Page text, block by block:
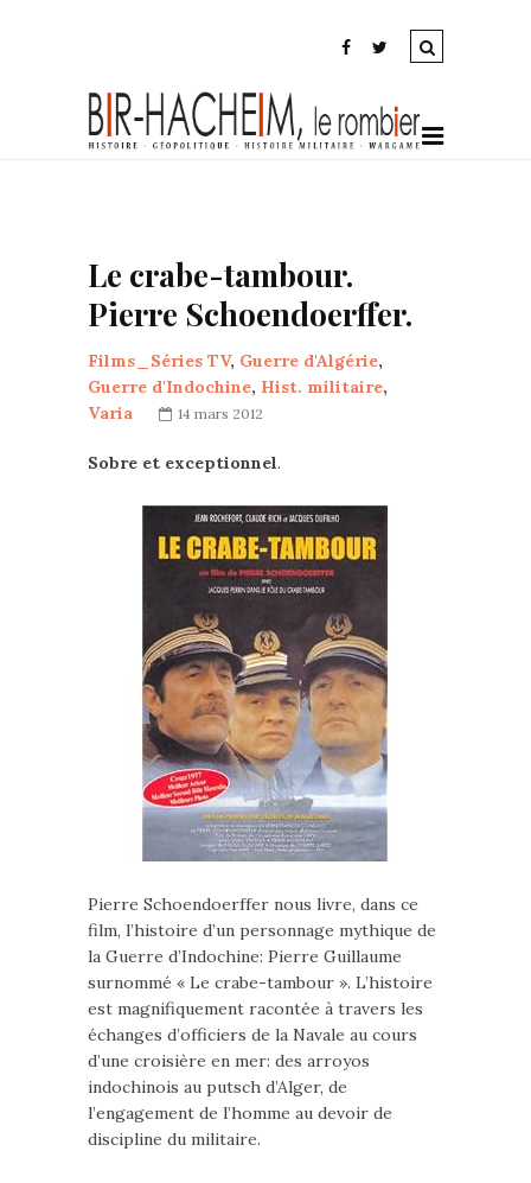
Le crabe-tambour.
Pierre Schoendoerffer.
Films_Séries TV, Guerre d'Algérie,
Guerre d'Indochine, Hist. militaire,
Varia
14 mars 2012
Sobre et exceptionnel.
Pierre Schoendoerffer nous livre, dans ce
film, l’histoire d’un personnage mythique de
la Guerre d’Indochine: Pierre Guillaume
surnommé « Le crabe-tambour ». L’histoire
est magnifiquement racontée à travers les
échanges d’officiers de la Navale au cours
d’une croisière en mer: des arroyos
indochinois au putsch d’Alger, de
l’engagement de l’homme au devoir de
discipline du militaire.